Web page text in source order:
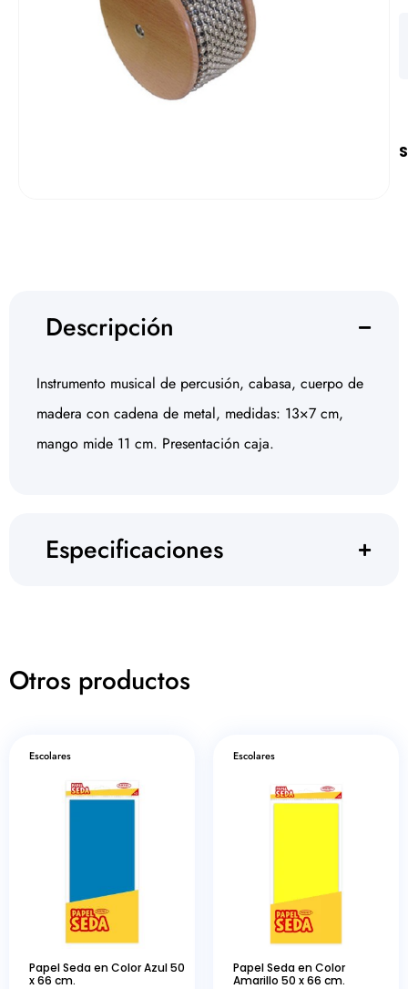
Descripción
Instrumento musical de percusión, cabasa, cuerpo de
madera con cadena de metal, medidas: 13×7 cm,
mango mide 11 cm. Presentación caja.
Especificaciones
Otros productos
Escolares
Papel Seda en Color Azul 50
x 66 cm.
Escolares
Papel Seda en Color
Amarillo 50 x 66 cm.